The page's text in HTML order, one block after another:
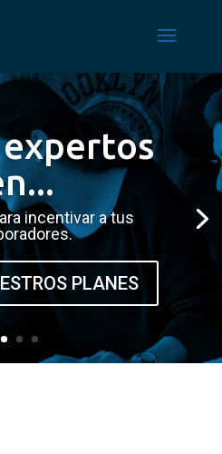
expertos
incentivar a tus
PLANES